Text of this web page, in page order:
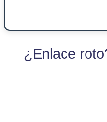
¿Enlace